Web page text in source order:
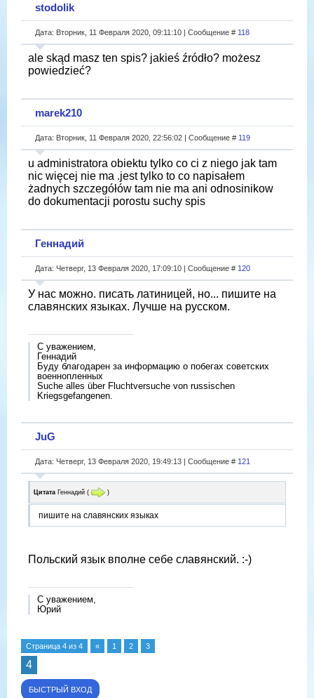
stodolik
Дата: Вторник, 11 Февраля 2020, 09:11:10 | Сообщение # 118
ale skąd masz ten spis? jakieś źródło? możesz
powiedzieć?
marek210
Дата: Вторник, 11 Февраля 2020, 22:56:02 | Сообщение # 119
u administratora obiektu tylko co ci z niego jak tam
nic więcej nie ma .jest tylko to co napisałem
żadnych szczegółów tam nie ma ani odnosinikow
do dokumentacji porostu suchy spis
Геннадий
Дата: Четверг, 13 Февраля 2020, 17:09:10 | Сообщение # 120
У нас можно. писать латиницей, но... пишите на
славянских языках. Лучше на русском.
С уважением,
Геннадий
Буду благодарен за информацию о побегах советских
военнопленных
Suche alles über Fluchtversuche von russischen
Kriegsgefangenen.
JuG
Дата: Четверг, 13 Февраля 2020, 19:49:13 | Сообщение # 121
Цитата Геннадий ( )
пишите на славянских языках
Польский язык вполне себе славянский. :-)
С уважением,
Юрий
Страница 4 из 4 « 1 2 3
4